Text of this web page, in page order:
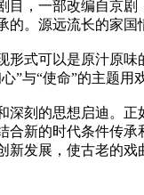
，一部改编自京
。源远流长的家国
可以是原汁原味
”与“使命”的主题
刻的思想启迪。正
新的时代条件传
发展，使古老的戏